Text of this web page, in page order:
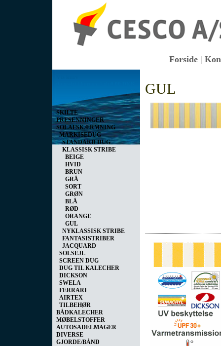
Forside |
SKILTE
PRESENNINGER
SOLAFSKÆRMNING
MARKISEDUG
STANDARD DUG
KLASSISK STRIBE
BEIGE
HVID
BRUN
GRÅ
SORT
GRØN
BLÅ
RØD
ORANGE
GUL
NYKLASSISK STRIBE
FANTASISTRIBER
JACQUARD
SOLSEJL
SCREEN DUG
DUG TIL KALECHER
DICKSON
SWELA
FERRARI
AIRTEX
TILBEHØR
BÅDKALECHER
MØBELSTOFFER
AUTOSADELMAGER
DIVERSE
GJORDE/BÅND
GUL